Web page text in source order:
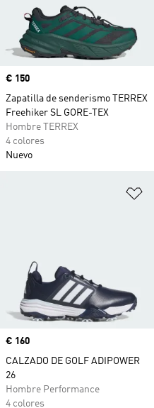
Precio
€ 150
Zapatilla de senderismo TERREX
Freehiker SL GORE-TEX
Hombre TERREX
4 colores
Nuevo
Precio
€ 160
CALZADO DE GOLF ADIPOWER
26
Hombre Performance
4 colores